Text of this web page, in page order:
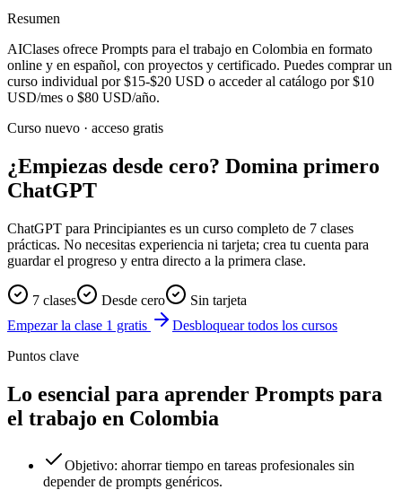
Resumen
AIClases ofrece Prompts para el trabajo en Colombia en formato
online y en español, con proyectos y certificado. Puedes comprar un
curso individual por$15-$20 USD o acceder al catálogo por$10
USD/mes o $80 USD/año.
Curso nuevo · acceso gratis
¿Empiezas desde cero? Domina primero
ChatGPT
ChatGPT para Principiantes es un curso completo de 7 clases
prácticas. No necesitas experiencia ni tarjeta; crea tu cuenta para
guardar el progreso y entra directo a la primera clase.
7 clases Desde cero
Sin tarjeta
Empezar la clase 1 gratis
Desbloquear todos los cursos
Puntos clave
Lo esencial para aprender Prompts para
el trabajo en Colombia
Objetivo: ahorrar tiempo en tareas profesionales sin
depender de prompts genéricos.